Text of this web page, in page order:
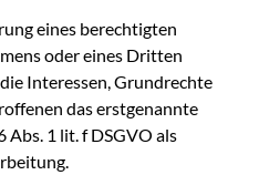
eines berechtigten
oder eines Dritten
Interessen, Grundrechte
das erstgenannte
Abs. 1 lit. f DSGVO als